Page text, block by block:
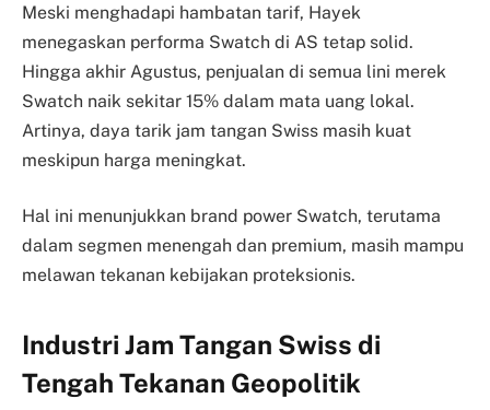
Meski menghadapi hambatan tarif, Hayek
menegaskan performa Swatch di AS tetap solid.
Hingga akhir Agustus, penjualan di semua lini merek
Swatch naik sekitar 15% dalam mata uang lokal.
Artinya, daya tarik jam tangan Swiss masih kuat
meskipun harga meningkat.
Hal ini menunjukkan brand power Swatch, terutama
dalam segmen menengah dan premium, masih mampu
melawan tekanan kebijakan proteksionis.
Industri Jam Tangan Swiss di
Tengah Tekanan Geopolitik